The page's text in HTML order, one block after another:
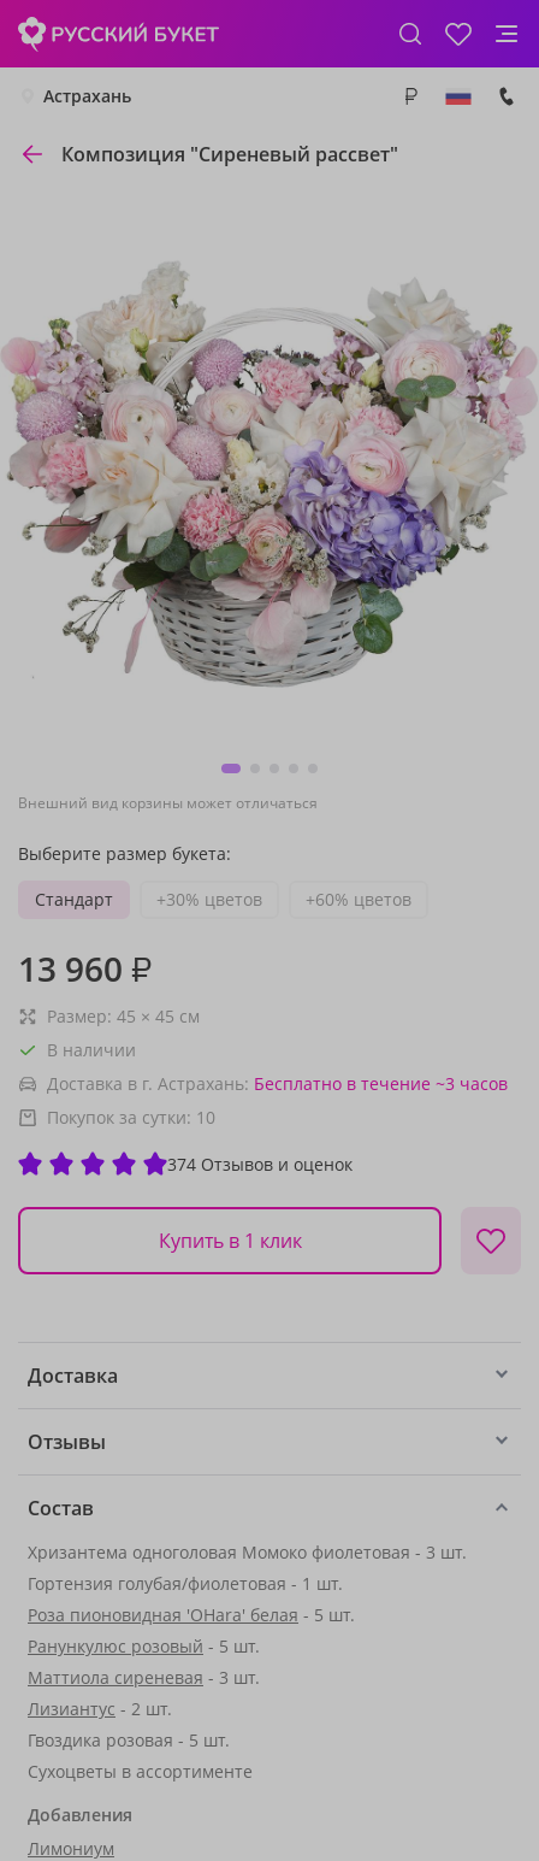
Астрахань
Композиция "Сиреневый рассвет"
Внешний вид корзины может отличаться
Выберите размер букета:
Стандарт
+30% цветов +60% цветов
13 960 ₽
Размер: 45 × 45 см
В наличии
Доставка в г. Астрахань: Бесплатно в течение ~3 часов
Покупок за сутки: 10
374 Отзывов и оценок
Купить в 1 клик
Доставка
Отзывы
Состав
Хризантема одноголовая Момоко фиолетовая - 3 шт.
Гортензия голубая/фиолетовая - 1 шт.
Роза пионовидная 'OHara' белая - 5 шт.
Ранункулюс розовый - 5 шт.
Маттиола сиреневая - 3 шт.
Лизиантус - 2 шт.
Гвоздика розовая - 5 шт.
Сухоцветы в ассортименте
Добавления
Лимониум